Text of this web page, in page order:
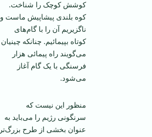
کوشش کوچک را شناخت.
کوه بلندی پيشاپيش ماست و
ناگزيريم آن را با گام‌های
کوتاه بپيمائيم. چنانکه چينيان
می‌گويند راه پيمائی هزار
فرسنگی با يک گام آغاز
می‌شود.
منظور اين نيست که
سرنگونی رژيم را می‌بايد به
عنوان بخشی از طرح بزرگ‌تر